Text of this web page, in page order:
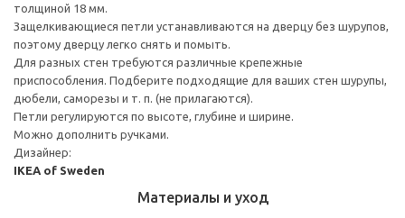
толщиной 18 мм.
Защелкивающиеся петли устанавливаются на дверцу без шурупов,
поэтому дверцу легко снять и помыть.
Для разных стен требуются различные крепежные
приспособления. Подберите подходящие для ваших стен шурупы,
дюбели, саморезы и т. п. (не прилагаются).
Петли регулируются по высоте, глубине и ширине.
Можно дополнить ручками.
Дизайнер:
IKEA of Sweden
Материалы и уход